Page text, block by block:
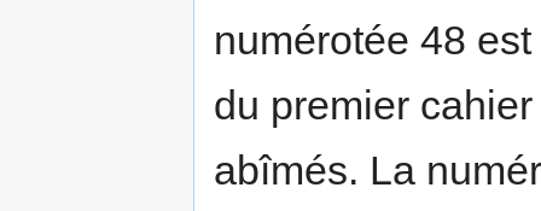
numérotée 48
du premier
abîmés. La